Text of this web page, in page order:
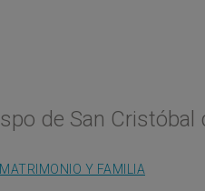
de San Cristóbal
MATRIMONIO Y FAMILIA